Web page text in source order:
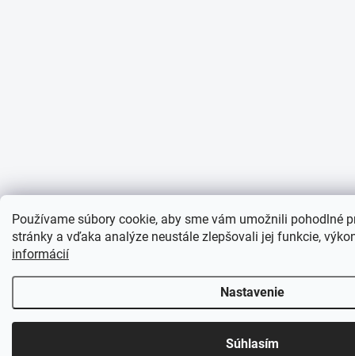
Používame súbory cookie, aby sme vám umožnili pohodlné
stránky a vďaka analýze neustále zlepšovali jej funkcie,
informácií
Nastavenie
Súhlasím